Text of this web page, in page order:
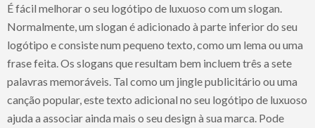
É fácil melhorar o seu logótipo de luxuoso com um slogan.
Normalmente, um slogan é adicionado à parte inferior do seu
logótipo e consiste num pequeno texto, como um lema ou uma
frase feita. Os slogans que resultam bem incluem três a sete
palavras memoráveis. Tal como um jingle publicitário ou uma
canção popular, este texto adicional no seu logótipo de luxuoso
ajuda a associar ainda mais o seu design à sua marca. Pode